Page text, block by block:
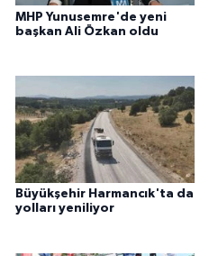
MHP Yunusemre'de yeni
başkan Ali Özkan oldu
Büyükşehir Harmancık'ta da
yolları yeniliyor